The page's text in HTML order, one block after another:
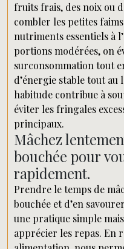
fruits frais, des noix ou
combler les petites
nutriments essentiels à
portions modérées, on
surconsommation tout
d’énergie stable tout au
habitude contribue à
éviter les fringales
principaux.
Mâchez
bouchée pour
rapidement.
Prendre le temps de
bouchée et d’en
une pratique simple
apprécier les repas. En